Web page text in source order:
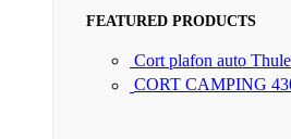
FEATURED PRODUCTS
Cort plafon auto
CORT CAMPING